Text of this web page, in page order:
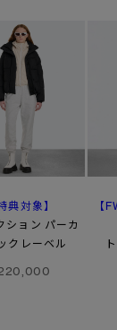
典対象】
ション パーカ
クレーベル
【